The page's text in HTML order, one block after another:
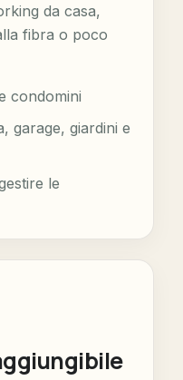
da casa,
fibra o poco
condomini
garage, giardini e
le